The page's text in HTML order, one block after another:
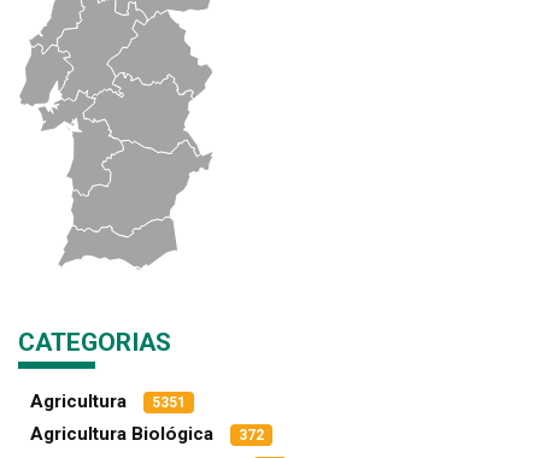
CATEGORIAS
Agricultura 5351
Agricultura Biológica 372